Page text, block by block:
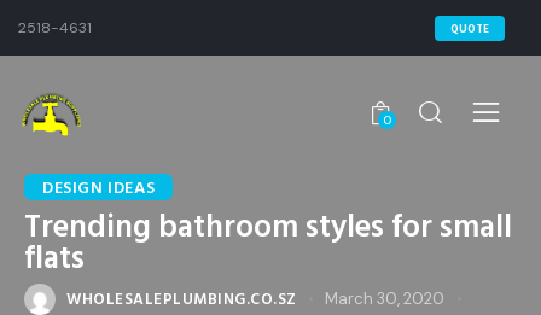
2518-4631 QUOTE
0
DESIGN IDEAS
Trending bathroom styles for small
flats
WHOLESALEPLUMBING.CO.SZ
March 30, 2020